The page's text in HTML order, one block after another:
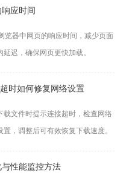
应时间
览器中网页的响应时间，减少页面
延迟，确保网页更快加载。
时如何修复网络设置
载文件时提示连接超时，检查网络
置，调整后可有效恢复下载速度。
与性能监控方法